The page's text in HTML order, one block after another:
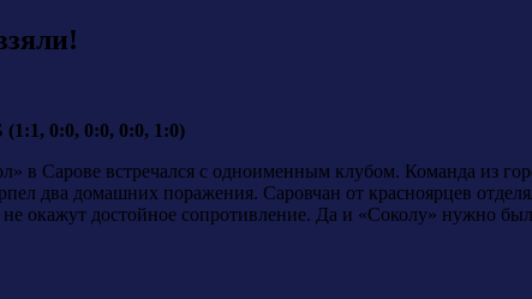
0:0, 0:0, 0:0, 1:0)
в Сарове встречался с одноименным клубом. Команда из
два домашних поражения. Саровчан от красноярцев
окажут достойное сопротивление. Да и «Соколу» нужно